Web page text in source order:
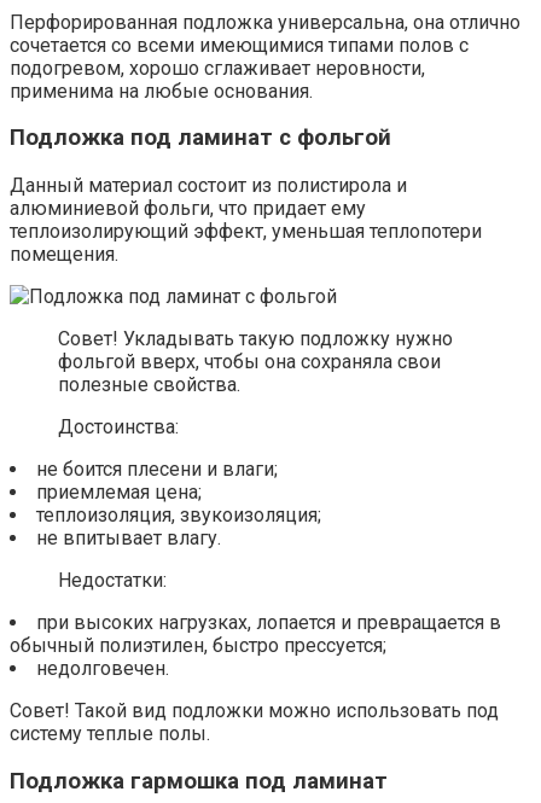
Перфорированная подложка универсальна, она отлично
сочетается со всеми имеющимися типами полов с
подогревом, хорошо сглаживает неровности,
применима на любые основания.
Подложка под ламинат с фольгой
Данный материал состоит из полистирола и
алюминиевой фольги, что придает ему
теплоизолирующий эффект, уменьшая теплопотери
помещения.
Совет! Укладывать такую подложку нужно
фольгой вверх, чтобы она сохраняла свои
полезные свойства.
Достоинства:
не боится плесени и влаги;
приемлемая цена;
теплоизоляция, звукоизоляция;
не впитывает влагу.
Недостатки:
при высоких нагрузках, лопается и превращается в
обычный полиэтилен, быстро прессуется;
недолговечен.
Совет! Такой вид подложки можно использовать под
систему теплые полы.
Подложка гармошка под ламинат